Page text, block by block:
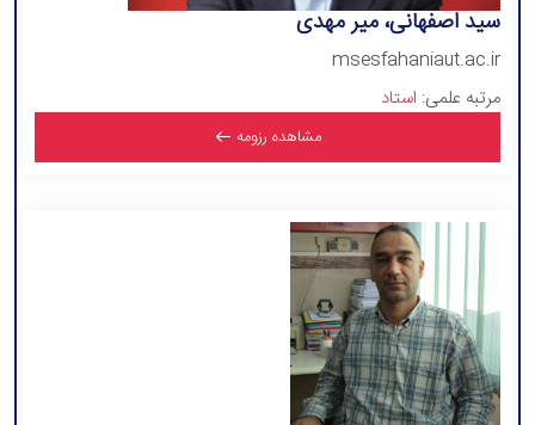
سید اصفهانی، میر مهدی
msesfahaniaut.ac.ir
مرتبه علمی: استاد
مشاهده رزومه